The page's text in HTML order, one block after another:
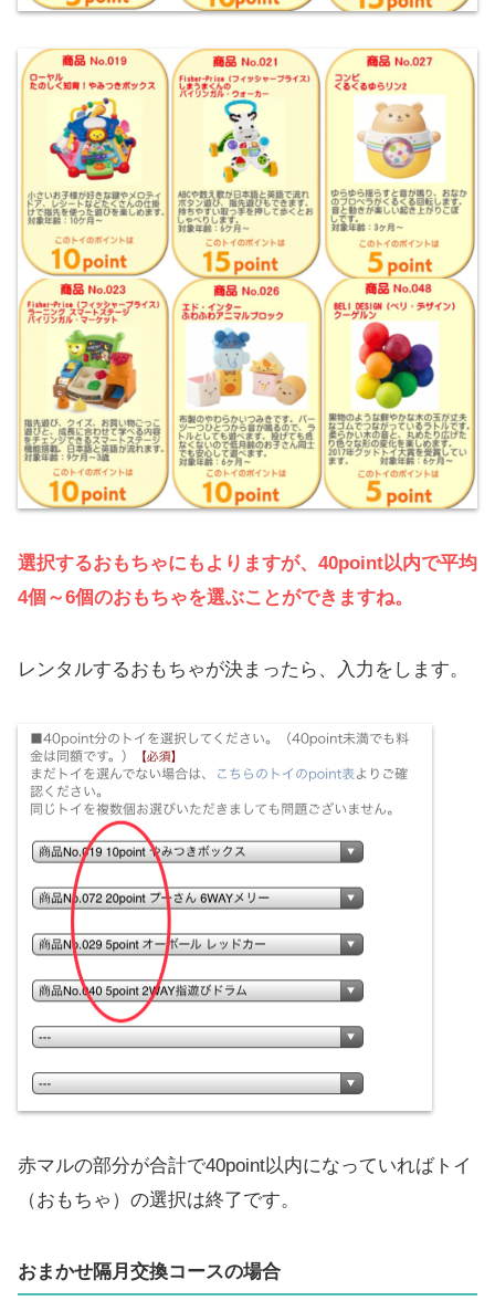
選択するおもちゃにもよりますが、40point以内で平均
4個～6個のおもちゃを選ぶことができますね。
レンタルするおもちゃが決まったら、入力をします。
赤マルの部分が合計で40point以内になっていればトイ
（おもちゃ）の選択は終了です。
おまかせ隔月交換コースの場合